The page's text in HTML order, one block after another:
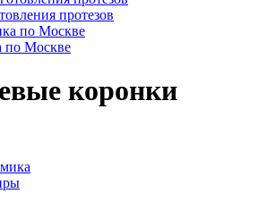
протезов
по Москве
коронки